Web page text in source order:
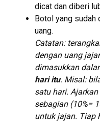
dicat dan diberi
Botol yang
uang.
Catatan:
dengan uang
dimasukkan
hari itu. Misal:
satu hari.
sebagian (10%=
untuk jajan. Tiap